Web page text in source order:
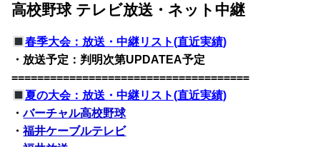
高校野球 テレビ放送・ネット中継
春季大会：放送・中継リスト(直近実績)
・放送予定：判明次第UPDATEA予定
=====================================
夏の大会：放送・中継リスト(直近実績)
・バーチャル高校野球
・福井ケーブルテレビ